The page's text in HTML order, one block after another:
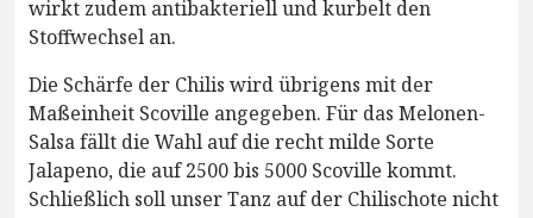
wirkt zudem antibakteriell und kurbelt den
Stoffwechsel an.
Die Schärfe der Chilis wird übrigens mit der
Maßeinheit Scoville angegeben. Für das Melonen-
Salsa fällt die Wahl auf die recht milde Sorte
Jalapeno, die auf 2500 bis 5000 Scoville kommt.
Schließlich soll unser Tanz auf der Chilischote nicht